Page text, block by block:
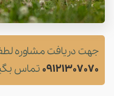
جهت دریافت مشاوره
09121307070 تماس